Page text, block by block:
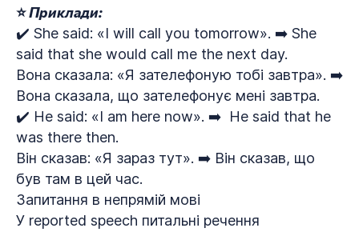
⭐ Приклади:
✔️ She said: «I will call you tomorrow». ➡️ She
said that she would call me the next day.
Вона сказала: «Я зателефоную тобі завтра». ➡️
Вона сказала, що зателефонує мені завтра.
✔️ He said: «I am here now». ➡️ He said that he
was there then.
Він сказав: «Я зараз тут». ➡️ Він сказав, що
був там в цей час.
Запитання в непрямій мові
У reported speech питальні речення